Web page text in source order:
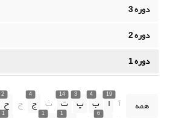
دوره 3
دوره 2
دوره 1
همه آ
19
ا
4
ب
3
پ
14
ت ث
4
ج چ
2
ح
6
1
1
1